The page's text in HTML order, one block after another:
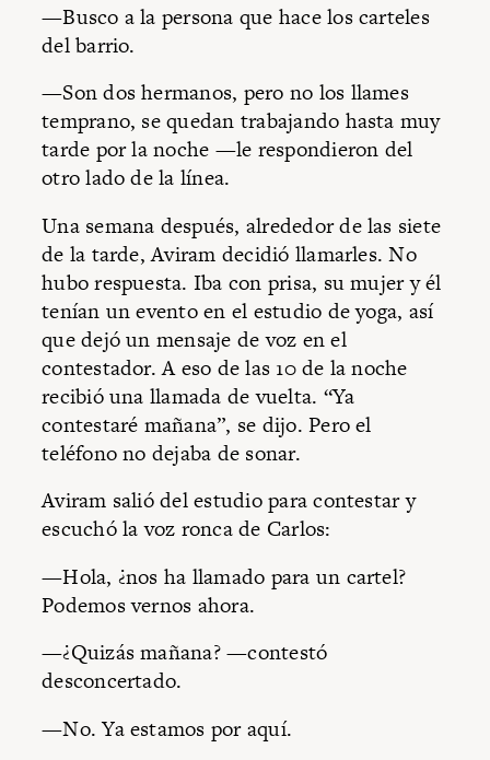
—Busco a la persona que hace los carteles
del barrio.
—Son dos hermanos, pero no los llames
temprano, se quedan trabajando hasta muy
tarde por la noche —le respondieron del
otro lado de la línea.
Una semana después, alrededor de las siete
de la tarde, Aviram decidió llamarles. No
hubo respuesta. Iba con prisa, su mujer y él
tenían un evento en el estudio de yoga, así
que dejó un mensaje de voz en el
contestador. A eso de las 10 de la noche
recibió una llamada de vuelta. “Ya
contestaré mañana”, se dijo. Pero el
teléfono no dejaba de sonar.
Aviram salió del estudio para contestar y
escuchó la voz ronca de Carlos:
—Hola, ¿nos ha llamado para un cartel?
Podemos vernos ahora.
—¿Quizás mañana? —contestó
desconcertado.
—No. Ya estamos por aquí.